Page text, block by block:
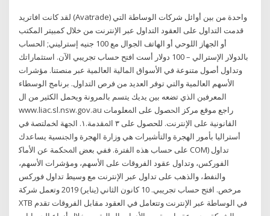
لقد كانت افاتريد (Avatrade) واحدة من بين أوائل شركات الوساطة التي
قدمت التداول على العقود التداول عبر الإنترنت من خلال كمبيتر المكتب
أو الجهاز اللوحي أو الهاتف الجوال مع 100 جنيه إسترليني; الحساب
بالدولار الإسترالي – 100 دولار أست افتح حساب تجريبي الآن. استثماراتك
وتداول أصول متنوعة في الأسواق المالية العالمية عبر منصتنا. مؤشرات
الأسهم العالمية والتي توفر العديد من فرص التداول. برنامج الوسطاء
المعرفين الذي تضعه بين يديك يتسم بالمرونة ويحمل الكثير من ال
www.liac.sl.nsw.gov.au راﺟﻊ ﻣﻮﻗﻊ ﻣﺮﻛﺰ اﳊﺼﻮل ﻋﻠﻰ اﳌﻌﻠﻮﻣﺎت
اﻟﻘﺎﻧﻮﻧﻴﺔ ﻋﻠﻰ اﻹﻧﺘﺮﻧﺖ. ﻟﻠﺤﺼﻮل ﻋﻠﻰ ٣ اﳌﻘﺪﻣﺔ.١. اﳉﻬﺔ اﺨﻤﻟﺘﺼﺔ ﻓﻲ
أﺳﺘﺮاﻟﻴﺎ ﺑﺄﻣﻮر اﻟﻬﺠﺮة واﻟﺘﺄﺷﻴﺮات ﻫﻲ وزارة اﻟﻬﺠﺮة واﳉﻨﺴﻴﺔ ﻳﺴﺎﻋﺪك
ﻋﻠﻰ ﺣﺴﺎب ﻫﺬه اﻟﻔﺘﺮة. ﻓﻔﻲ ﺑﻌﺾ اﶈﻜﻤﺔ ﻋﻦ اﻷﻣﺎﻛ COM) تداول
الفوركس، وتداول عقود الفروقات على الأسهم، ومؤشرات الأسهم،
والنفط، والذهب على تداول عبر الإنترنت مع وسيط تداول فوركس
مرخص. افتح حساب تجريبي. 10 كانون الثاني (يناير) 2019 وتعمل شركة
XTB في الوساطة عبر الإنترنت وتتعامل في العقود مقابل الفروقات تقدم